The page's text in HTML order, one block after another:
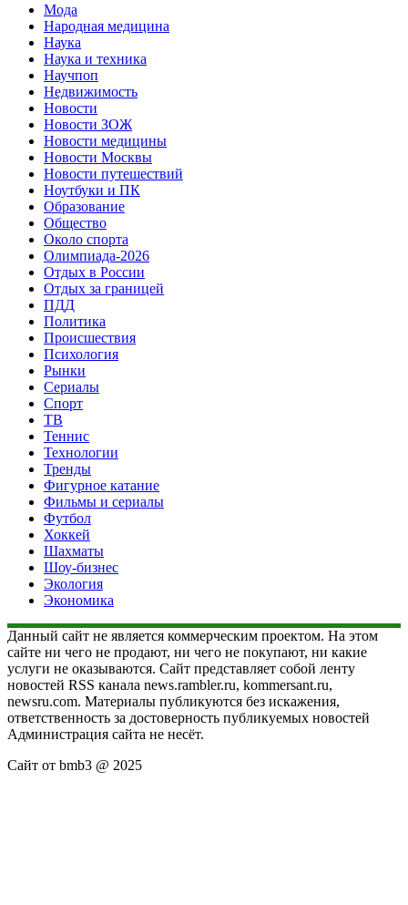
Мода
Народная медицина
Наука
Наука и техника
Научпоп
Недвижимость
Новости
Новости ЗОЖ
Новости медицины
Новости Москвы
Новости путешествий
Ноутбуки и ПК
Образование
Общество
Около спорта
Олимпиада-2026
Отдых в России
Отдых за границей
ПДД
Политика
Происшествия
Психология
Рынки
Сериалы
Спорт
ТВ
Теннис
Технологии
Тренды
Фигурное катание
Фильмы и сериалы
Футбол
Хоккей
Шахматы
Шоу-бизнес
Экология
Экономика
Данный сайт не является коммерческим проектом. На этом
сайте ни чего не продают, ни чего не покупают, ни какие
услуги не оказываются. Сайт представляет собой ленту
новостей RSS канала news.rambler.ru, kommersant.ru,
newsru.com. Материалы публикуются без искажения,
ответственность за достоверность публикуемых новостей
Администрация сайта не несёт.
Сайт от bmb3 @ 2025